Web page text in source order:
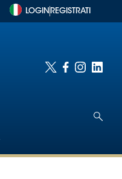
LOGIN REGISTRATI